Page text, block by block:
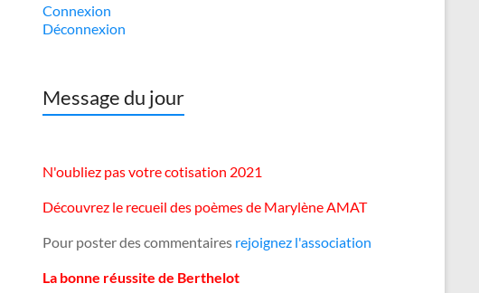
Connexion
Déconnexion
Message du jour
N'oubliez pas votre cotisation 2021
Découvrez le recueil des poèmes de Marylène AMAT
Pour poster des commentaires rejoignez l'association
La bonne réussite de Berthelot